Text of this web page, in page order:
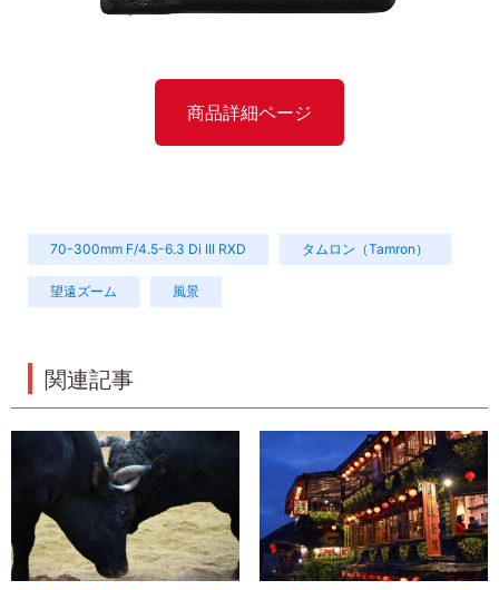
商品詳細ページ
70-300mm F/4.5-6.3 Di III RXD タムロン（Tamron）
望遠ズーム 風景
関連記事